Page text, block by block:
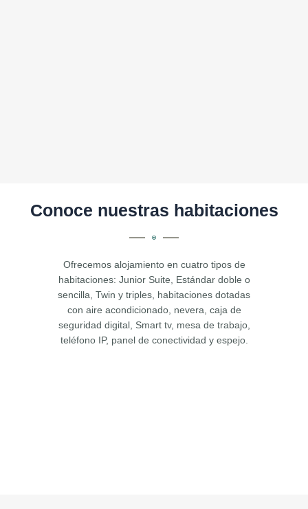
Conoce nuestras habitaciones
Ofrecemos alojamiento en cuatro tipos de
habitaciones: Junior Suite, Estándar doble o
sencilla, Twin y triples, habitaciones dotadas
con aire acondicionado, nevera, caja de
seguridad digital, Smart tv, mesa de trabajo,
teléfono IP, panel de conectividad y espejo.